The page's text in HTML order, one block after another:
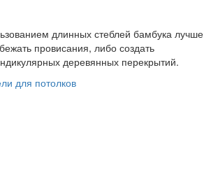
длинных стеблей бамбука лучше
провисания, либо создать
деревянных перекрытий.